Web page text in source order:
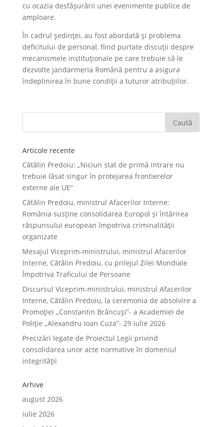
cu ocazia desfășurării unei evenimente publice de
amploare.
În cadrul ședinței, au fost abordată și problema
deficitului de personal, fiind purtate discuții despre
mecanismele instituționale pe care trebuie să le
dezvolte Jandarmeria Română pentru a asigura
îndeplinirea în bune condiții a tuturor atribuțiilor.
Articole recente
Cătălin Predoiu: „Niciun stat de primă intrare nu
trebuie lăsat singur în protejarea frontierelor
externe ale UE”
Cătălin Predoiu, ministrul Afacerilor Interne:
România susține consolidarea Europol și întărirea
răspunsului european împotriva criminalității
organizate
Mesajul Viceprim-ministrului, ministrul Afacerilor
Interne, Cătălin Predoiu, cu prilejul Zilei Mondiale
Împotriva Traficului de Persoane
Discursul Viceprim-ministrului, ministrul Afacerilor
Interne, Cătălin Predoiu, la ceremonia de absolvire a
Promoției „Constantin Brâncuși”- a Academiei de
Poliție „Alexandru Ioan Cuza”- 29 iulie 2026
Precizări legate de Proiectul Legii privind
consolidarea unor acte normative în domeniul
integrității
Arhive
august 2026
iulie 2026